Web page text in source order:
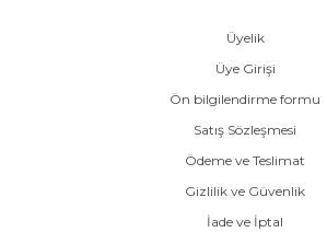
Üyelik
Üye Girişi
Ön bilgilendirme formu
Satış Sözleşmesi
Ödeme ve Teslimat
Gizlilik ve Güvenlik
İade ve İptal